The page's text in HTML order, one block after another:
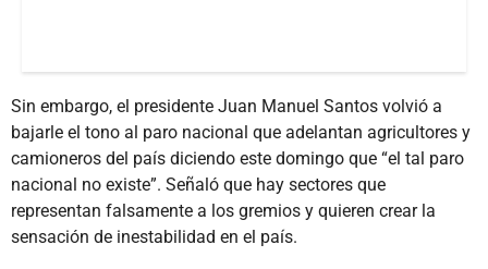
Sin embargo, el presidente Juan Manuel Santos volvió a
bajarle el tono al paro nacional que adelantan agricultores y
camioneros del país diciendo este domingo que “el tal paro
nacional no existe”. Señaló que hay sectores que
representan falsamente a los gremios y quieren crear la
sensación de inestabilidad en el país.